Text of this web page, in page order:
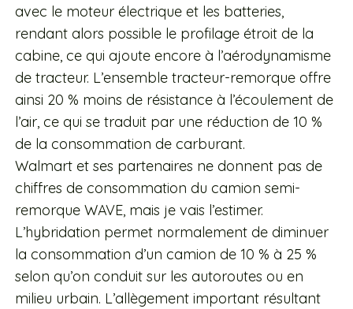
avec le moteur électrique et les batteries,
rendant alors possible le profilage étroit de la
cabine, ce qui ajoute encore à l’aérodynamisme
de tracteur. L’ensemble tracteur-remorque offre
ainsi 20 % moins de résistance à l’écoulement de
l’air, ce qui se traduit par une réduction de 10 %
de la consommation de carburant.
Walmart et ses partenaires ne donnent pas de
chiffres de consommation du camion semi-
remorque WAVE, mais je vais l’estimer.
L’hybridation permet normalement de diminuer
la consommation d’un camion de 10 % à 25 %
selon qu’on conduit sur les autoroutes ou en
milieu urbain. L’allègement important résultant